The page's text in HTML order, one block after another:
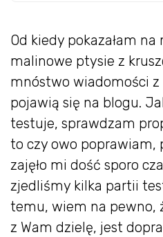
Od kiedy pokazałam na
malinowe ptysie z
mnóstwo wiadomości
pojawią się na blogu.
testuje, sprawdzam
to czy owo poprawiam,
zajęło mi dość sporo
zjedliśmy kilka partii
temu, wiem na pewno,
z Wam dzielę, jest